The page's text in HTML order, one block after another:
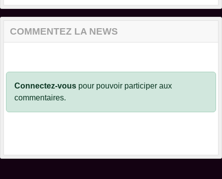
COMMENTEZ LA NEWS
Connectez-vous pour pouvoir participer aux
commentaires.